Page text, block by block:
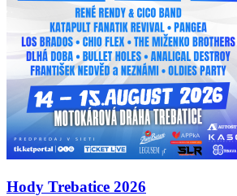
Hody Trebatice 2026